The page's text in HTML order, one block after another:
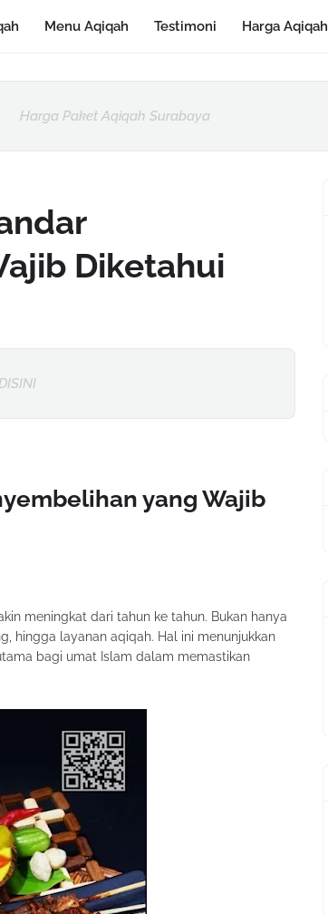
Menu Aqiqah Testimoni Harga Aqiqah
Harga Paket Aqiqah Surabaya
Diketahui
yang Wajib
meningkat dari tahun ke tahun. Bukan hanya
hingga layanan aqiqah. Hal ini menunjukkan
bagi umat Islam dalam memastikan